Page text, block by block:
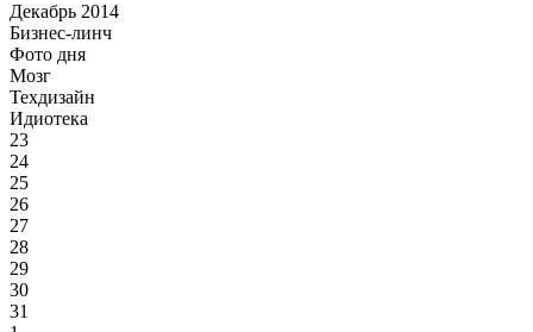
Декабрь 2014
Бизнес-линч
Фото дня
Мозг
Техдизайн
Идиотека
23
24
25
26
27
28
29
30
31